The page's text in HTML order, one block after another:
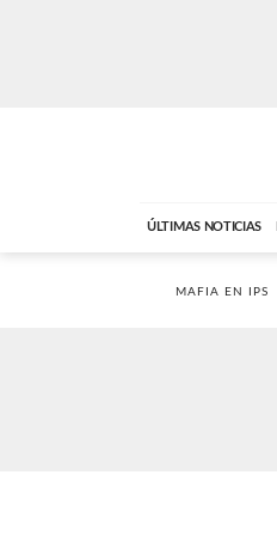
ÚLTIMAS NOTICIAS
MAFIA EN IPS